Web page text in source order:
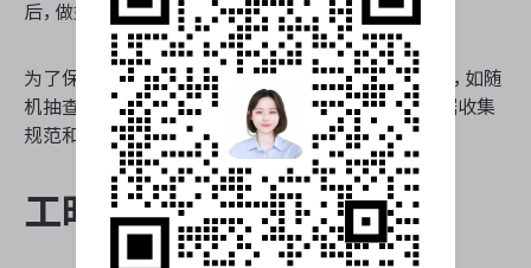
后，做好数据的安全管理，防止数据泄露或丢失。
为了保证数据的真实性，可以采用多种数据验证方法，如随
机抽查、数据比对等。此外，可以通过制定严格的数据收集
规范和流程，确保每个数据点都能准确记录。
工时数据的分析与应用